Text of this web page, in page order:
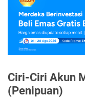
Ciri-Ciri Akun
(Penipuan)